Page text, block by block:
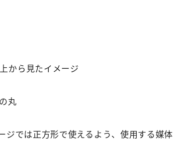
から見たイメージ
丸
では正方形で使えるよう、使用する媒体